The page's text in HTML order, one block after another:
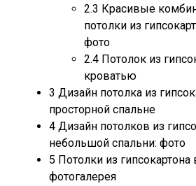
2.3 Красивые
потолки из
фото
2.4 Потолок из
кроватью
3 Дизайн потолка из
просторной спальне
4 Дизайн потолков из
небольшой спальни: фото
5 Потолки из гипсокартона
фотогалерея